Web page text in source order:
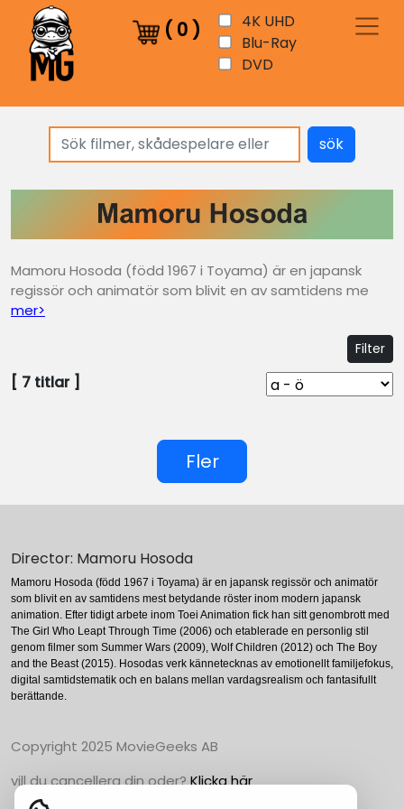
( 0 )
4K UHD
Blu-Ray
DVD
sök
Mamoru Hosoda (född 1967 i Toyama) är en japansk
regissör och animatör som blivit en av samtidens me
mer>
Filter
[ 7 titlar ]
Fler
Director: Mamoru Hosoda
Mamoru Hosoda (född 1967 i Toyama) är en japansk regissör och animatör
som blivit en av samtidens mest betydande röster inom modern japansk
animation. Efter tidigt arbete inom Toei Animation fick han sitt genombrott med
The Girl Who Leapt Through Time (2006) och etablerade en personlig stil
genom filmer som Summer Wars (2009), Wolf Children (2012) och The Boy
and the Beast (2015). Hosodas verk kännetecknas av emotionellt familjefokus,
digital samtidstematik och en balans mellan vardagsrealism och fantasifullt
berättande.
Copyright 2025 MovieGeeks AB
vill du cancellera din oder?Klicka här